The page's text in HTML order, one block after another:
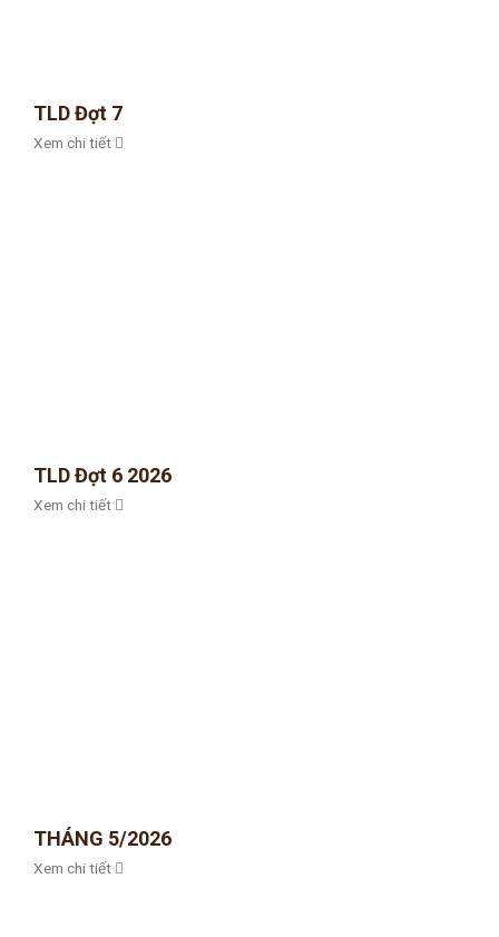
TLD Đợt 7
Xem chi tiết
TLD Đợt 6 2026
Xem chi tiết
THÁNG 5/2026
Xem chi tiết